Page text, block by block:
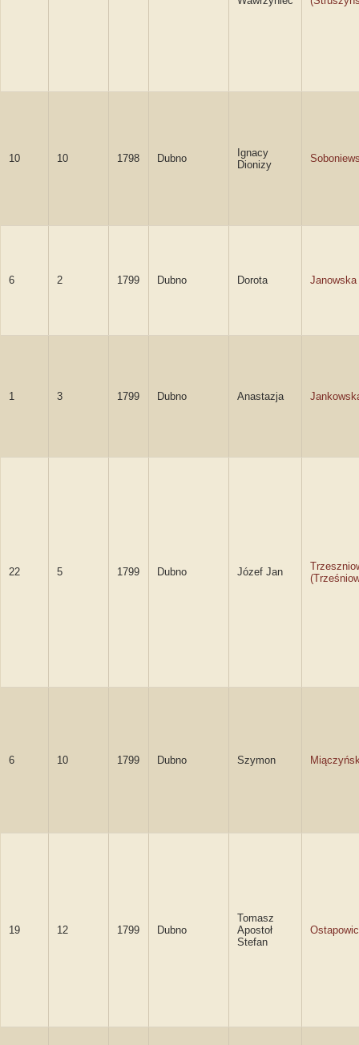
10 10 1798 Dubno
Ignacy
Dionizy
6 2 1799 Dubno Dorota Janowska
1 3 1799 Dubno Anastazja
22 5 1799 Dubno Józef Jan
6 10 1799 Dubno Szymon
19 12 1799 Dubno
Tomasz
Apostoł
Stefan